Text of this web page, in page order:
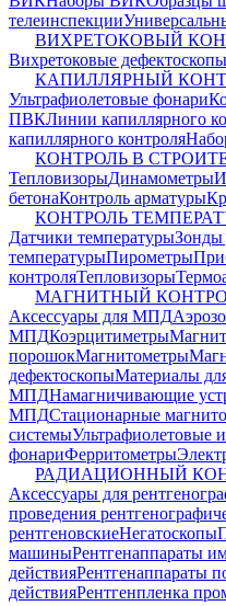
телеинспекции
ВИХРЕТОКОВЫЙ
Вихретоковые дефектоскопы
КАПИЛЛЯРНЫЙ
Ультрафиолетовые фонари
ПВКЛинии капиллярного
капиллярного контроля
КОНТРОЛЬ В
ТепловизорыДинамометры
бетонаКонтроль арматуры
КОНТРОЛЬ
Датчики температурыЗонды
температурыПирометры
контроляТепловизоры
МАГНИТНЫЙ
Аксессуары для МПД
МПДКоэрцитиметры
порошокМагнитометры
дефектоскопыМатериалы
МПДНамагничивающие
МПДСтационарные
системыУльтрафиолетовые
фонариФерритометры
РАДИАЦИОННЫЙ
Аксессуары для
проведения
рентгеновскиеНегатоскопы
машиныРентгенаппараты
действияРентгенаппараты
действияРентгенпленка